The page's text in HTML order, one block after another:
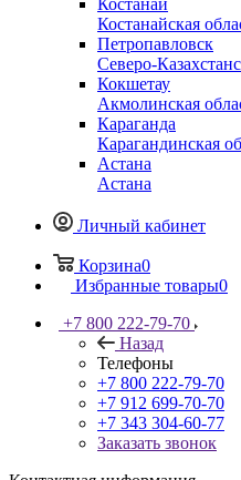
Костанай
Костанайская
Петропавловск
Северо-
Кокшетау
Акмолинская
Караганда
Карагандинская
Астана
Астана
Личный кабинет
Корзина0
Избранные товары0
+7 800 222-79-70
Назад
Телефоны
+7 800 222-79-70
+7 912 699-70-70
+7 343 304-60-77
Заказать звонок